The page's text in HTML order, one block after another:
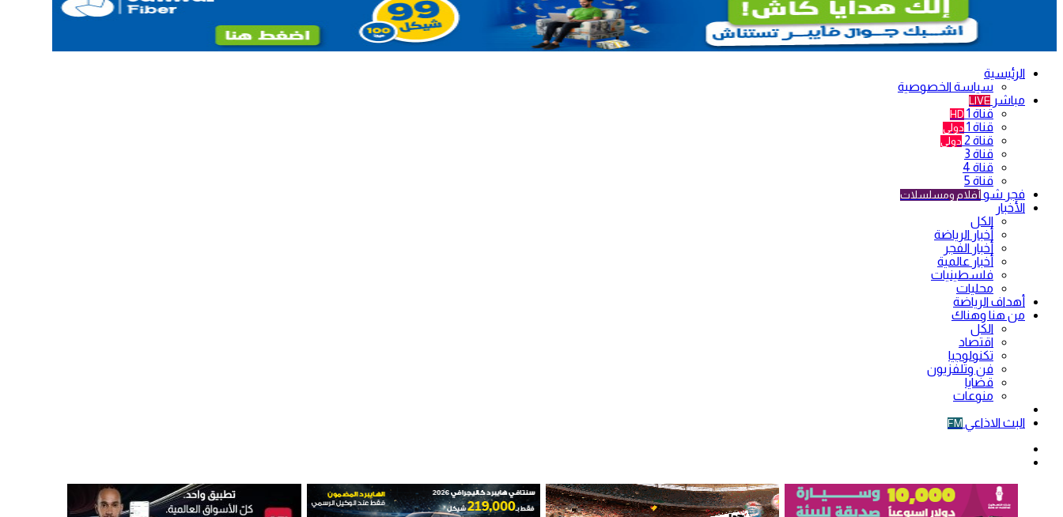
الرئيسية
سياسة الخصوصية
مباشر LIVE
قناة 1 HD
قناة 1 دولي
قناة 2 دولي
قناة 3
قناة 4
قناة 5
فجر شو أفلام ومسلسلات
الأخبار
الكل
أخبار الرياضة
أخبار الفجر
أخبار عالمية
فلسطينيات
محليات
أهداف الرياضة
من هنا وهناك
الكل
اقتصاد
تكنولوجيا
فن وتلفزيون
قضايا
منوعات
البث الاذاعي FM